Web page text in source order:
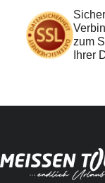
zum
Ihrer